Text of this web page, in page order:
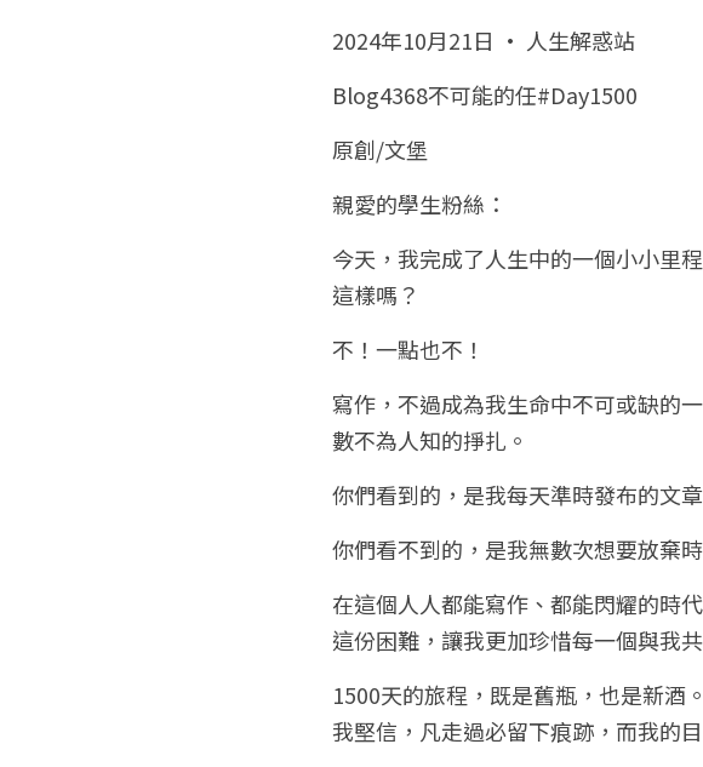
2024年10月21日 · 人生解惑站
Blog4368不可能的任#Day1500
原創/文堡
親愛的學生粉絲：
今天，我完成了人生中的一個小小里
這樣嗎？
不！一點也不！
寫作，不過成為我生命中不可或缺的
數不為人知的掙扎。
你們看到的，是我每天準時發布的文章
你們看不到的，是我無數次想要放棄
在這個人人都能寫作、都能閃耀的時
這份困難，讓我更加珍惜每一個與我
1500天的旅程，既是舊瓶，也是新酒
我堅信，凡走過必留下痕跡，而我的